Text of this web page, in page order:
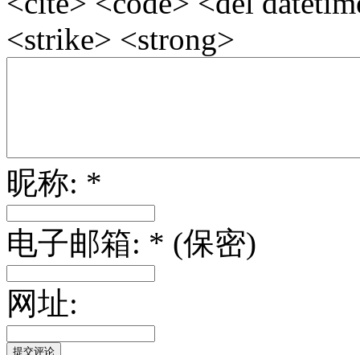
<strike> <strong>
昵称: *
电子邮箱: * (保密)
网址: